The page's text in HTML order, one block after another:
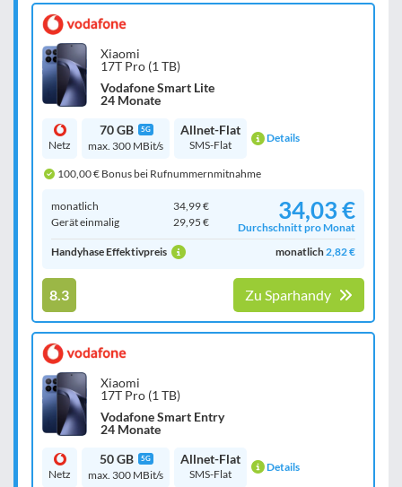
Xiaomi
17T Pro (1 TB)
Vodafone Smart Lite
24 Monate
Netz
70 GB 5G
max. 300 MBit/s
Allnet-Flat
SMS-Flat Details
100,00 € Bonus bei Rufnummernmitnahme
monatlich
34,99 €
Gerät einmalig
29,95 € 34,03 €
Durchschnitt pro Monat
Handyhase Effektivpreis
monatlich 2,82 €
8.3 Zu Sparhandy
Xiaomi
17T Pro (1 TB)
Vodafone Smart Entry
24 Monate
Netz
50 GB 5G
max. 300 MBit/s
Allnet-Flat
SMS-Flat Details